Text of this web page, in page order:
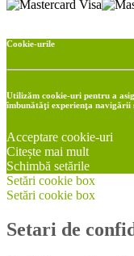
Cookie-urile
Utilizăm cookie-uri pentru a
îmbunătăţi experienţa navigării
Acceptare cookie-uri
Citește mai mult
Schimbă setările
Setări cookie box
Setări cookie box
Setari de